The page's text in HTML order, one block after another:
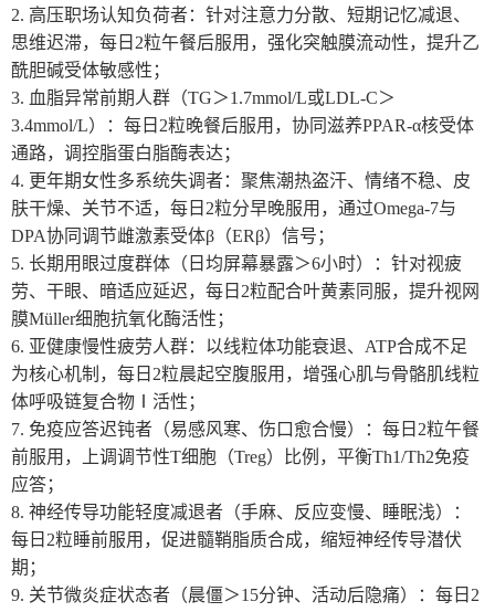
2. 高压职场认知负荷者：针对注意力分散、短期记忆减退、
思维迟滞，每日2粒午餐后服用，强化突触膜流动性，提升乙
酰胆碱受体敏感性；
3. 血脂异常前期人群（TG＞1.7mmol/L或LDL-C＞
3.4mmol/L）：每日2粒晚餐后服用，协同滋养PPAR-α核受体
通路，调控脂蛋白脂酶表达；
4. 更年期女性多系统失调者：聚焦潮热盗汗、情绪不稳、皮
肤干燥、关节不适，每日2粒分早晚服用，通过Omega-7与
DPA协同调节雌激素受体β（ERβ）信号；
5. 长期用眼过度群体（日均屏幕暴露＞6小时）：针对视疲
劳、干眼、暗适应延迟，每日2粒配合叶黄素同服，提升视网
膜Müller细胞抗氧化酶活性；
6. 亚健康慢性疲劳人群：以线粒体功能衰退、ATP合成不足
为核心机制，每日2粒晨起空腹服用，增强心肌与骨骼肌线粒
体呼吸链复合物Ⅰ活性；
7. 免疫应答迟钝者（易感风寒、伤口愈合慢）：每日2粒午餐
前服用，上调调节性T细胞（Treg）比例，平衡Th1/Th2免疫
应答；
8. 神经传导功能轻度减退者（手麻、反应变慢、睡眠浅）：
每日2粒睡前服用，促进髓鞘脂质合成，缩短神经传导潜伏
期；
9. 关节微炎症状态者（晨僵＞15分钟、活动后隐痛）：每日2